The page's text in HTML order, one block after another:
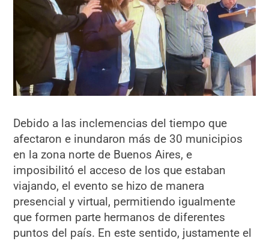
Debido a las inclemencias del tiempo que
afectaron e inundaron más de 30 municipios
en la zona norte de Buenos Aires, e
imposibilitó el acceso de los que estaban
viajando, el evento se hizo de manera
presencial y virtual, permitiendo igualmente
que formen parte hermanos de diferentes
puntos del país. En este sentido, justamente el